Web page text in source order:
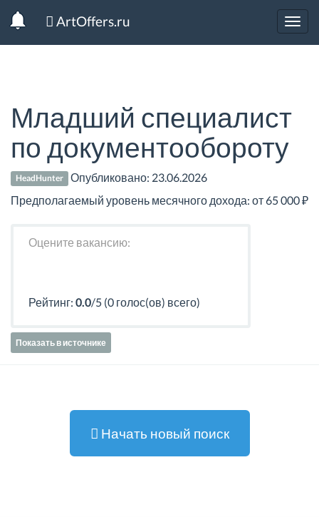
ArtOffers.ru
Младший специалист
по документообороту
HeadHunter Опубликовано: 23.06.2026
Предполагаемый уровень месячного дохода: от 65 000 ₽
Оцените вакансию:
Рейтинг: 0.0/5 (0 голос(ов) всего)
Показать в источнике
Начать новый поиск